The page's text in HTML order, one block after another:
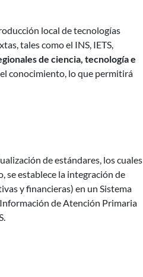
local de tecnologías
tales como el INS, IETS,
de ciencia, tecnología e
conocimiento, lo que permitirá
de estándares, los cuales
se establece la integración de
y financieras) en un Sistema
de Atención Primaria